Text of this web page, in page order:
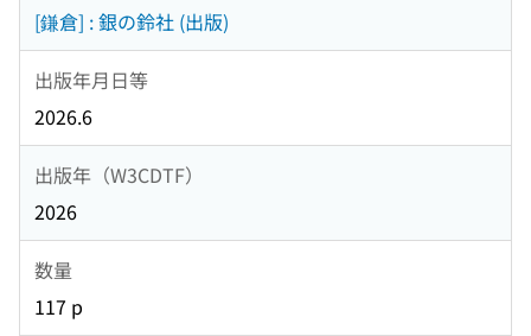
[鎌倉] : 銀の鈴社 (出版)
出版年月日等
2026.6
出版年（W3CDTF）
2026
数量
117 p